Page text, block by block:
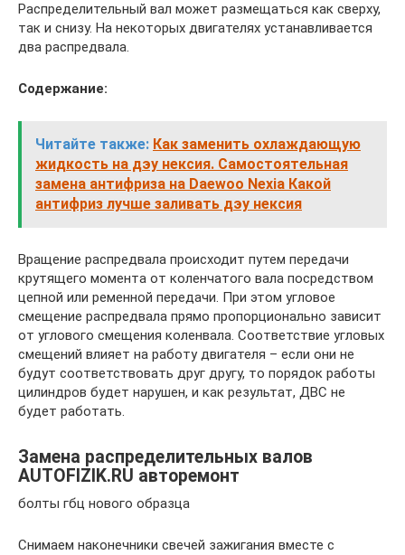
Распределительный вал может размещаться как сверху,
так и снизу. На некоторых двигателях устанавливается
два распредвала.
Содержание:
Читайте также: Как заменить охлаждающую
жидкость на дэу нексия. Самостоятельная
замена антифриза на Daewoo Nexia Какой
антифриз лучше заливать дэу нексия
Вращение распредвала происходит путем передачи
крутящего момента от коленчатого вала посредством
цепной или ременной передачи. При этом угловое
смещение распредвала прямо пропорционально зависит
от углового смещения коленвала. Соответствие угловых
смещений влияет на работу двигателя – если они не
будут соответствовать друг другу, то порядок работы
цилиндров будет нарушен, и как результат, ДВС не
будет работать.
Замена распределительных валов
AUTOFIZIK.RU авторемонт
болты гбц нового образца
Снимаем наконечники свечей зажигания вместе с